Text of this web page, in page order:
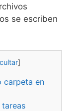
se escriben
]
carpeta en
tareas